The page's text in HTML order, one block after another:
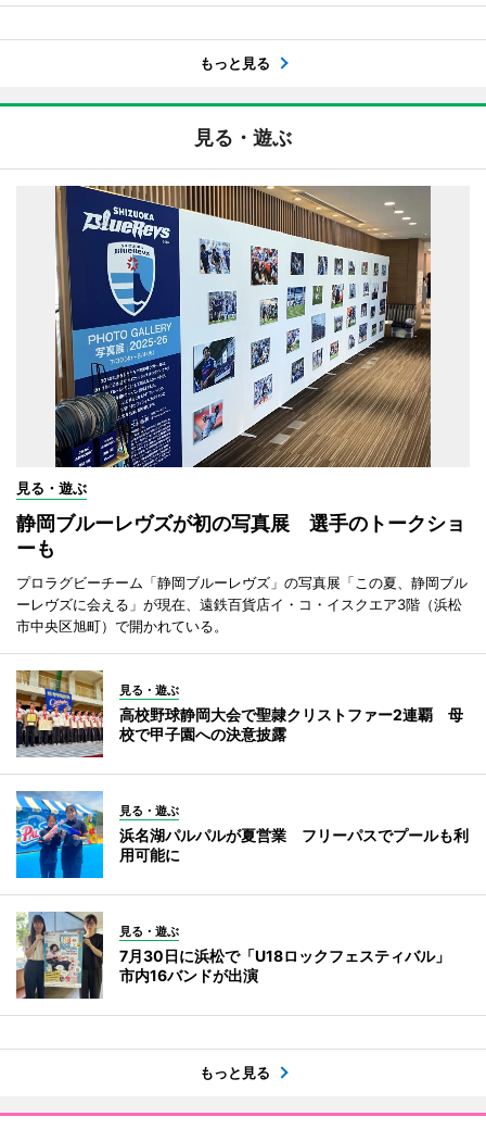
もっと見る
見る・遊ぶ
見る・遊ぶ
静岡ブルーレヴズが初の写真展 選手のトークショ
ーも
プロラグビーチーム「静岡ブルーレヴズ」の写真展「この夏、静岡ブル
ーレヴズに会える」が現在、遠鉄百貨店イ・コ・イスクエア3階（浜松
市中央区旭町）で開かれている。
見る・遊ぶ
高校野球静岡大会で聖隷クリストファー2連覇 母
校で甲子園への決意披露
見る・遊ぶ
浜名湖パルパルが夏営業 フリーパスでプールも利
用可能に
見る・遊ぶ
7月30日に浜松で「U18ロックフェスティバル」
市内16バンドが出演
もっと見る